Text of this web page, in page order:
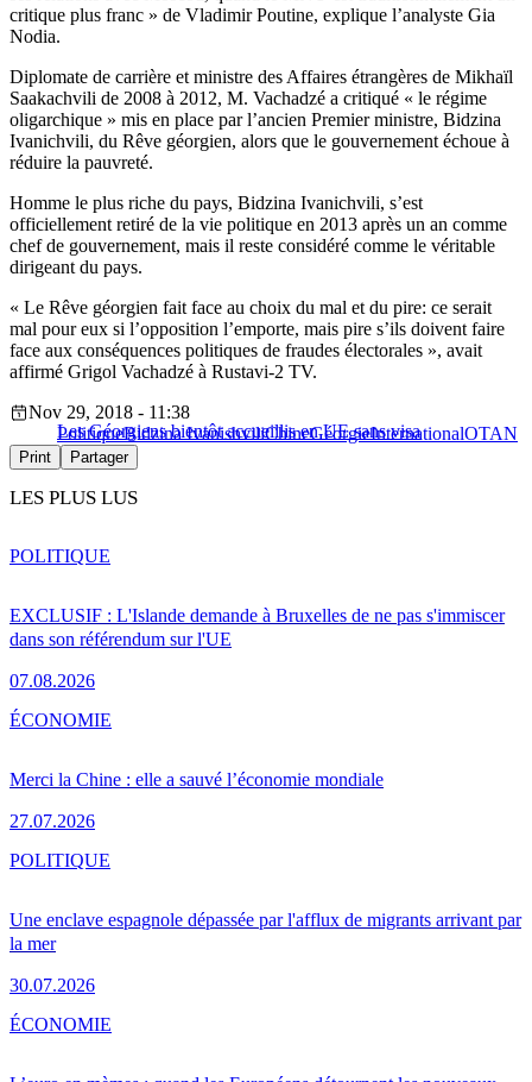
critique plus franc » de Vladimir Poutine, explique l’analyste Gia
Nodia.
Diplomate de carrière et ministre des Affaires étrangères de Mikhaïl
Saakachvili de 2008 à 2012, M. Vachadzé a critiqué « le régime
oligarchique » mis en place par l’ancien Premier ministre, Bidzina
Ivanichvili, du Rêve géorgien, alors que le gouvernement échoue à
réduire la pauvreté.
Homme le plus riche du pays, Bidzina Ivanichvili, s’est
officiellement retiré de la vie politique en 2013 après un an comme
chef de gouvernement, mais il reste considéré comme le véritable
dirigeant du pays.
« Le Rêve géorgien fait face au choix du mal et du pire: ce serait
mal pour eux si l’opposition l’emporte, mais pire s’ils doivent faire
face aux conséquences politiques de fraudes électorales », avait
affirmé Grigol Vachadzé à Rustavi-2 TV.
Les Géorgiens bientôt accueillis en UE sans visa
Nov 29, 2018 - 11:38
PolitiqueBidzina IvanishviliChineGéorgieInternationalOTAN
Print Partager
LES PLUS LUS
EXCLUSIF : L'Islande demande à Bruxelles de ne pas s'immiscer
dans son référendum sur l'UE
07.08.2026
POLITIQUE
Merci la Chine : elle a sauvé l’économie mondiale
27.07.2026
ÉCONOMIE
Une enclave espagnole dépassée par l'afflux de migrants arrivant par
la mer
30.07.2026
POLITIQUE
ÉCONOMIE